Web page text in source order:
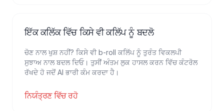
ਇੱਕ ਕਲਿੱਕ ਵਿੱਚ ਕਿਸੇ ਵੀ ਕਲਿੱਪ ਨੂੰ ਬਦਲੋ
ਚੋਣ ਨਾਲ ਖੁਸ਼ ਨਹੀਂ? ਕਿਸੇ ਵੀ b-roll ਕਲਿੱਪ ਨੂੰ ਤੁਰੰਤ ਵਿਕਲਪੀ
ਸੁਝਾਅ ਨਾਲ ਬਦਲ ਦਿਓ। ਤੁਸੀਂ ਅੰਤਮ ਲੁਕ ਹਾਸਲ ਕਰਨ ਵਿੱਚ ਕੰਟਰੋਲ
ਰੱਖਦੇ ਹੋ ਜਦੋਂ AI ਭਾਰੀ ਕੰਮ ਕਰਦਾ ਹੈ।
ਨਿਯੰਤ੍ਰਣ ਵਿੱਚ ਰਹੋ